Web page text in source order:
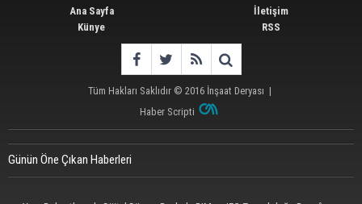
Ana Sayfa
Künye
İletişim
RSS
Tüm Hakları Saklıdır © 2016 İnşaat Deryası |
Haber Scripti
Günün Öne Çıkan Haberleri